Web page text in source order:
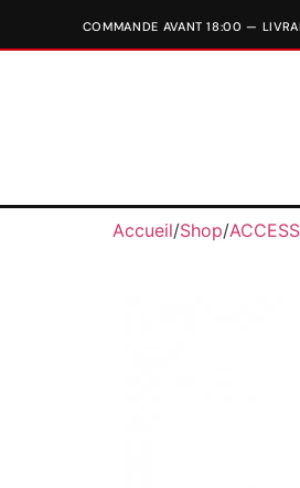
Accueil/Shop/